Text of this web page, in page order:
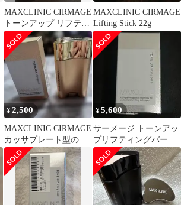
MAXCLINIC CIRMAGE
トーンアップ リフティ
ングバーム
MAXCLINIC CIRMAGE
Lifting Stick 22g
¥2,500
MAXCLINIC CIRMAGE
カッサプレート型のリ
フティングバーム
¥5,600
サーメージ トーンアッ
プリフティングバーム
22g